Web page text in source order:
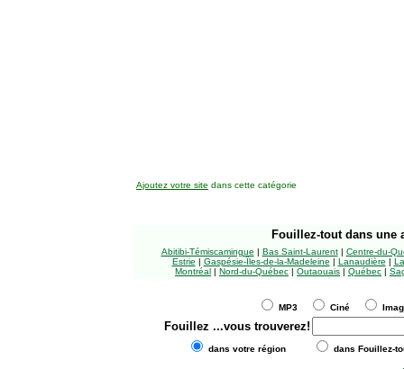
Ajoutez votre site dans cette catégorie
Fouillez-tout dans une
Abitibi-Témiscamingue | Bas Saint-Laurent| Centre-du-
Estrie | Gaspésie-Îles-de-la-Madeleine | Lanaudière |
Montréal | Nord-du-Québec | Outaouais | Québec |
MP3 Ciné
Fouillez ...vous trouverez!
dans votre région dans Fouillez-